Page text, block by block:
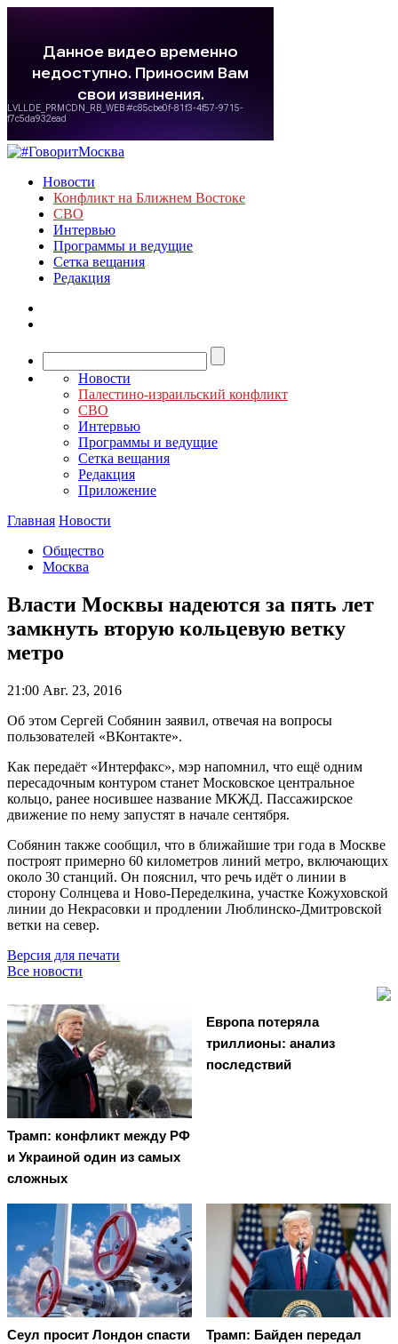
Новости
Конфликт на Ближнем Востоке
СВО
Интервью
Программы и ведущие
Сетка вещания
Редакция
Новости
Палестино-израильский конфликт
СВО
Интервью
Программы и ведущие
Сетка вещания
Редакция
Приложение
Главная Новости
Общество
Москва
Власти Москвы надеются за пять лет
замкнуть вторую кольцевую ветку
метро
21:00 Авг. 23, 2016
Об этом Сергей Собянин заявил, отвечая на вопросы
пользователей «ВКонтакте».
Как передаёт «Интерфакс», мэр напомнил, что ещё одним
пересадочным контуром станет Московское центральное
кольцо, ранее носившее название МКЖД. Пассажирское
движение по нему запустят в начале сентября.
Собянин также сообщил, что в ближайшие три года в Москве
построят примерно 60 километров линий метро, включающих
около 30 станций. Он пояснил, что речь идёт о линии в
сторону Солнцева и Ново-Переделкина, участке Кожуховской
линии до Некрасовки и продлении Люблинско-Дмитровской
ветки на север.
Версия для печати
Все новости
Трамп: конфликт между РФ
и Украиной один из самых
сложных
Европа потеряла
триллионы: анализ
последствий
Сеул просит Лондон спасти
Трамп: Байден передал